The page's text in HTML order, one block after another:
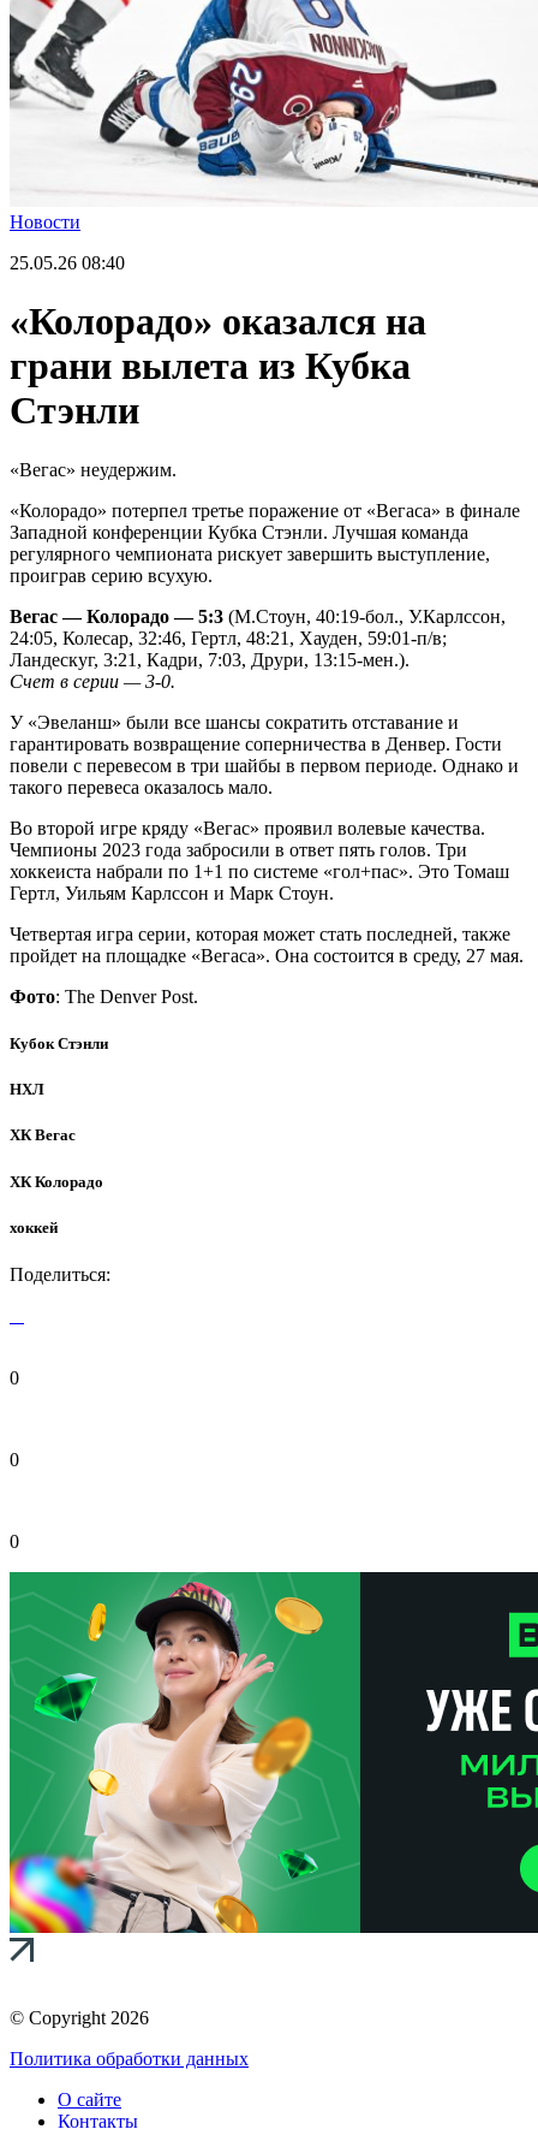
Новости
25.05.26 08:40
«Колорадо» оказался на
грани вылета из Кубка
Стэнли
«Вегас» неудержим.
«Колорадо» потерпел третье поражение от «Вегаса» в финале
Западной конференции Кубка Стэнли. Лучшая команда
регулярного чемпионата рискует завершить выступление,
проиграв серию всухую.
Вегас — Колорадо — 5:3 (М.Стоун, 40:19-бол., У.Карлссон,
24:05, Колесар, 32:46, Гертл, 48:21, Хауден, 59:01-п/в;
Ландескуг, 3:21, Кадри, 7:03, Друри, 13:15-мен.).
Счет в серии — 3-0.
У «Эвеланш» были все шансы сократить отставание и
гарантировать возвращение соперничества в Денвер. Гости
повели с перевесом в три шайбы в первом периоде. Однако и
такого перевеса оказалось мало.
Во второй игре кряду «Вегас» проявил волевые качества.
Чемпионы 2023 года забросили в ответ пять голов. Три
хоккеиста набрали по 1+1 по системе «гол+пас». Это Томаш
Гертл, Уильям Карлссон и Марк Стоун.
Четвертая игра серии, которая может стать последней, также
пройдет на площадке «Вегаса». Она состоится в среду, 27 мая.
Фото: The Denver Post.
Кубок Стэнли
НХЛ
ХК Вегас
ХК Колорадо
хоккей
Поделиться:
0
0
0
© Copyright 2026
Политика обработки данных
О сайте
Контакты